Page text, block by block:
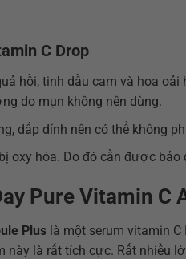
C Drop
hồi, tinh dầu cam và hoa
do mụn không nên dùng.
dấp dính nên có thể không
oxy hóa. Do đó cần được bảo
Pure Vitamin C
Plus là một serum vitamin
này là rất tích cực. Rất nhiều